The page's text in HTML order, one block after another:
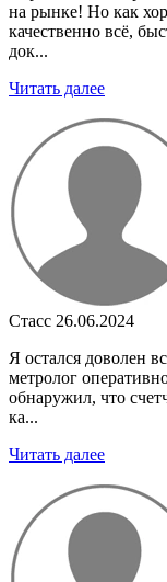
на рынке! Но как
качественно всё,
док...
Читать далее
Стасс 26.06.2024
Я остался доволен
метролог
обнаружил, что
ка...
Читать далее